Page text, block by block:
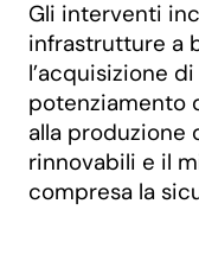
Gli interventi
infrastrutture a
l’acquisizione
potenziamento
alla produzione
rinnovabili e il
compresa la